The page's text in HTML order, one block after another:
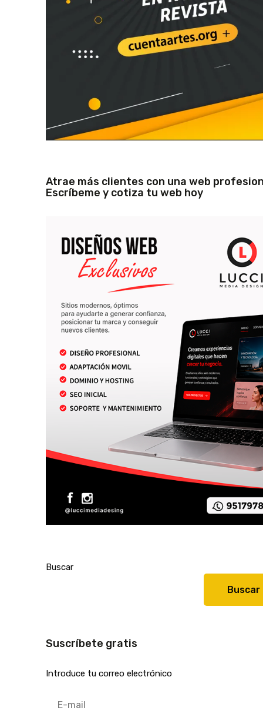
Atrae más clientes con una web
Escríbeme y cotiza tu web hoy
Buscar
Buscar
Suscríbete gratis
Introduce tu correo electrónico
mail